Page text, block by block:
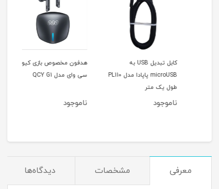
کابل تبدیل USB به
microUSB پاپادا مدل PL110
طول یک متر
ناموجود
هدفون مخصوص بازی کیو
سی وای مدل QCY G1
ناموجود
معرفی مشخصات دیدگاه‌ها